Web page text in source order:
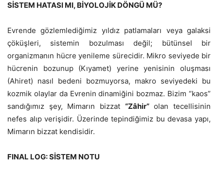
SİSTEM HATASI MI, BİYOLOJİK DÖNGÜ MÜ?
Evrende gözlemlediğimiz yıldız patlamaları veya galaksi
çöküşleri, sistemin bozulması değil; bütünsel bir
organizmanın hücre yenileme sürecidir. Mikro seviyede bir
hücrenin bozunup (Kıyamet) yerine yenisinin oluşması
(Ahiret) nasıl bedeni bozmuyorsa, makro seviyedeki bu
kozmik olaylar da Evrenin dinamiğini bozmaz. Bizim “kaos”
sandığımız şey, Mimarın bizzat “Zâhir”olan tecellisinin
nefes alıp verişidir. Üzerinde tepindiğimiz bu devasa yapı,
Mimarın bizzat kendisidir.
FINAL LOG: SİSTEM NOTU